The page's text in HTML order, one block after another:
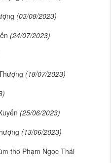
(03/08/2023)
(24/07/2023)
(18/07/2023)
(25/06/2023)
(13/06/2023)
thơ Phạm Ngọc Thái